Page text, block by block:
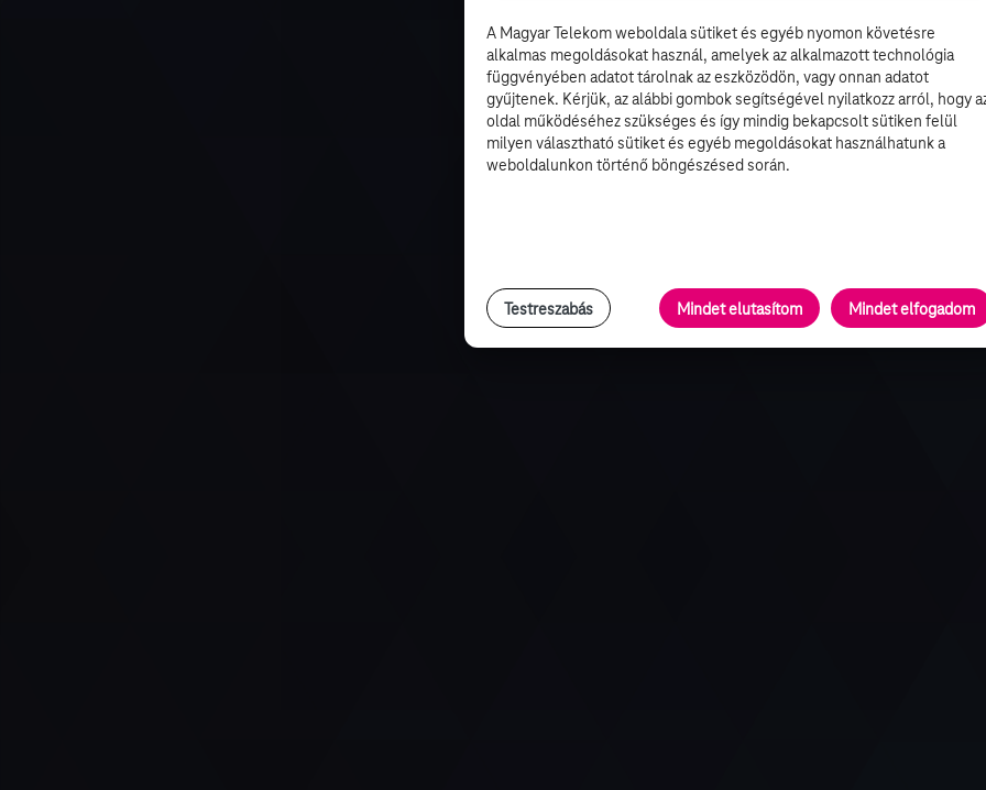
A Magyar Telekom weboldala sütiket és egyéb nyomon követésre
alkalmas megoldásokat használ, amelyek az alkalmazott technológia
függvényében adatot tárolnak az eszközödön, vagy onnan adatot
gyűjtenek. Kérjük, az alábbi gombok segítségével nyilatkozz arról, hogy
oldal működéséhez szükséges és így mindig bekapcsolt sütiken felül
milyen választható sütiket és egyéb megoldásokat használhatunk a
weboldalunkon történő böngészésed során.
Testreszabás Mindet elutasítom Mindet elfogadom